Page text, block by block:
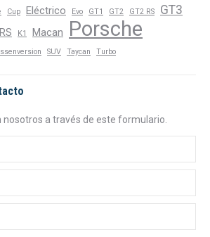
Cup Eléctrico Evo GT1 GT2 GT2 RS GT3
K1 Macan Porsche
SUV Taycan Turbo
nosotros a través de este formulario.